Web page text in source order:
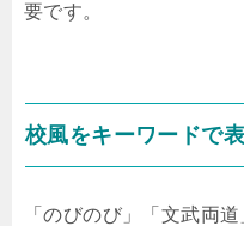
要です。
校風をキーワードで
「のびのび」「文武両